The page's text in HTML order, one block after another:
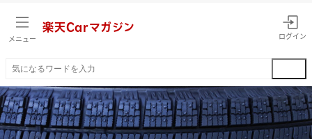
メニュー
楽天Carマガジン
ログイン